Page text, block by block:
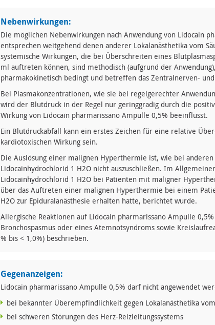
Nebenwirkungen:
Die möglichen Nebenwirkungen nach Anwendung von Lidocain
entsprechen weitgehend denen anderer Lokalanästhetika vom
systemische Wirkungen, die bei Überschreiten eines
ml auftreten können, sind methodisch (aufgrund der
pharmakokinetisch bedingt und betreffen das Zentralnerven-
Bei Plasmakonzentrationen, wie sie bei regelgerechter
wird der Blutdruck in der Regel nur geringgradig durch die
Wirkung von Lidocain pharmarissano Ampulle 0,5% beeinflusst.
Ein Blutdruckabfall kann ein erstes Zeichen für eine relative
kardiotoxischen Wirkung sein.
Die Auslösung einer malignen Hyperthermie ist, wie bei
Lidocainhydrochlorid 1 H2O nicht auszuschließen. Im
Lidocainhydrochlorid 1 H2O bei Patienten mit maligner
über das Auftreten einer malignen Hyperthermie bei einem
H2O zur Epiduralanästhesie erhalten hatte, berichtet wurde.
Allergische Reaktionen auf Lidocain pharmarissano Ampulle
Bronchospasmus oder eines Atemnotsyndroms sowie
% bis < 1,0%) beschrieben.
Gegenanzeigen:
Lidocain pharmarissano Ampulle 0,5% darf nicht angewendet
bei bekannter Überempfindlichkeit gegen Lokalanästhetika
bei schweren Störungen des Herz-Reizleitungssystems